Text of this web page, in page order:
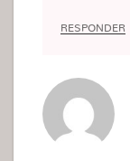
tades e
vossas
em que
a. A família
RESPONDER